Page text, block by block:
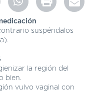
suspéndalos
la región del
bien.
vulvo vaginal con